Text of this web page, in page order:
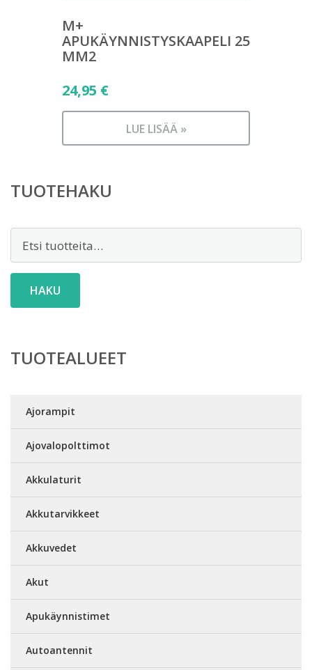
M+
APUKÄYNNISTYSKAAPELI 25
MM2
24,95 €
LUE LISÄÄ »
TUOTEHAKU
HAKU
TUOTEALUEET
Ajorampit
Ajovalopolttimot
Akkulaturit
Akkutarvikkeet
Akkuvedet
Akut
Apukäynnistimet
Autoantennit